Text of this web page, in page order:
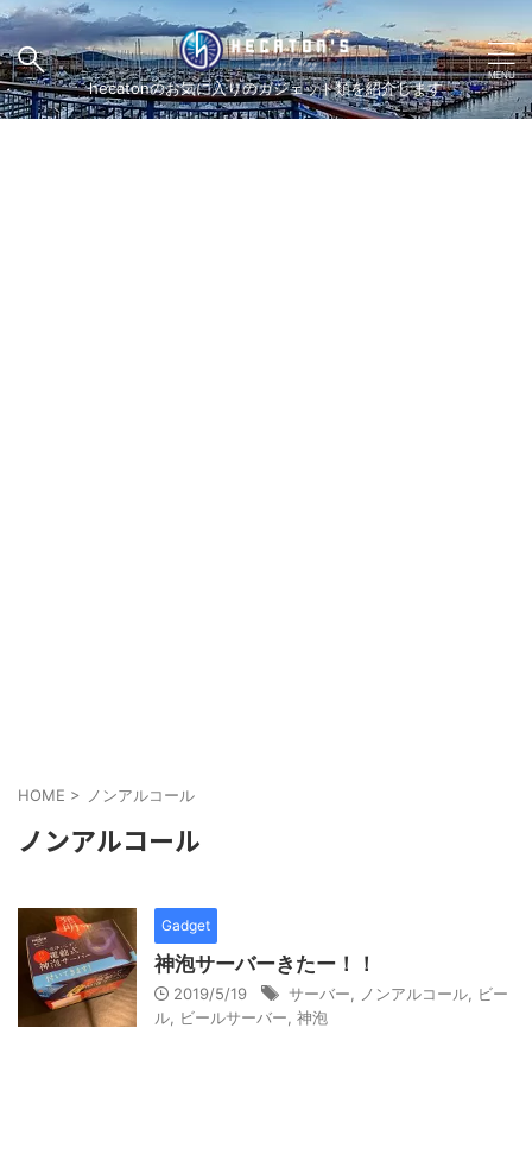
hecatonのお気に入りのガジェット類を紹介します
HOME > ノンアルコール
ノンアルコール
Gadget
神泡サーバーきたー！！
2019/5/19 サーバー ノンアルコール
ビー
ル
ビールサーバー 神泡